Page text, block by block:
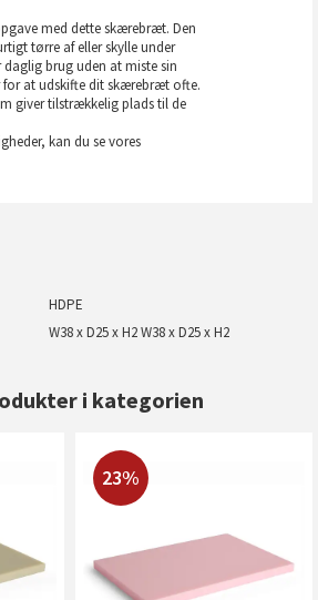
med dette skærebræt. Den
tørre af eller skylle under
brug uden at miste sin
at udskifte dit skærebræt ofte.
giver tilstrækkelig plads til de
kan du se vores
HDPE
W38 x D25 x H2 W38 x D25 x H2
i kategorien
23%